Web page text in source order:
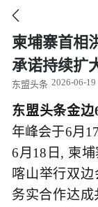

柬埔寨首相
承诺持续扩
东盟头条 2026-06-19
东盟头条金边
年峰会于6月
6月18日, 柬
喀山举行双
务实合作达